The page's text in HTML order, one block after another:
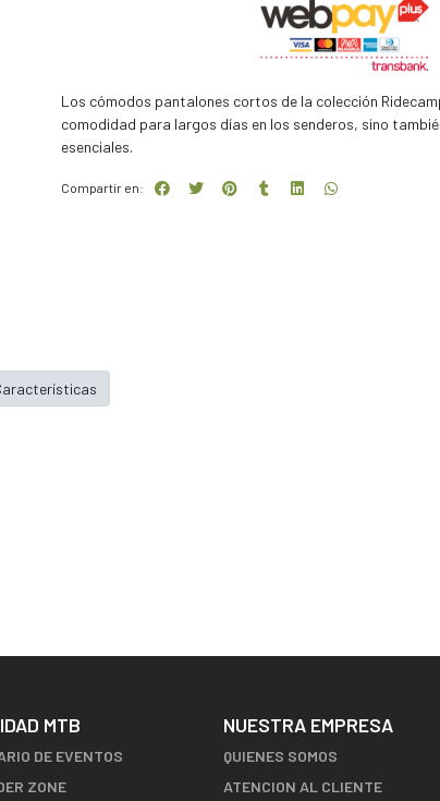
Los cómodos pantalones cortos de la colección
comodidad para largos días en los senderos, sino
esenciales.
Compartir en:
MTB
DE EVENTOS
ZONE
NUESTRA EMPRESA
QUIENES SOMOS
ATENCION AL CLIENTE